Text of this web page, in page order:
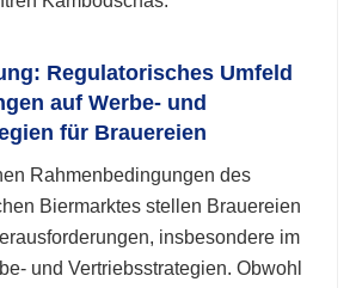
Regulatorisches Umfeld
auf Werbe- und
für Brauereien
Rahmenbedingungen des
Biermarktes stellen Brauereien
insbesondere im
und Vertriebsstrategien. Obwohl